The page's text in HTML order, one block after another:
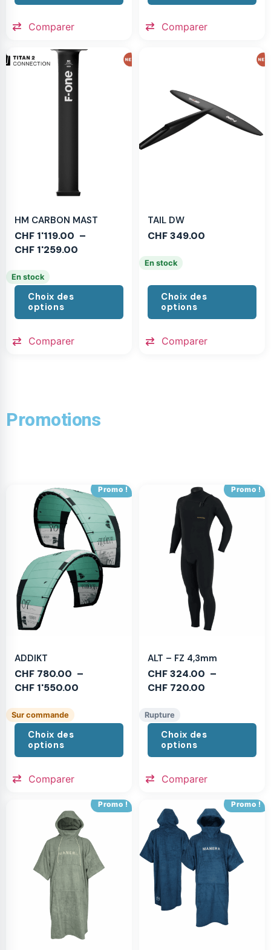
Comparer Comparer
HM CARBON MAST
CHF 1'119.00 –
CHF 1'259.00
En stock
Choix des
options
Comparer
TAIL DW
CHF349.00
En stock
Choix des
options
Comparer
Promotions
Promo !
ADDIKT
CHF 780.00 –
CHF 1'550.00
Sur commande
Choix des
options
Comparer
Promo !
ALT – FZ 4,3mm
CHF324.00 –
CHF 720.00
Rupture
Choix des
options
Comparer
Promo ! Promo !